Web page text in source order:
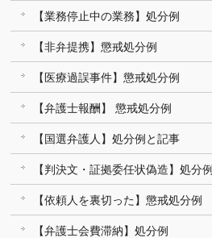
【業務停止中の業務】処分例
【非弁提携】懲戒処分例
【医療過誤事件】懲戒処分例
【弁護士報酬】 懲戒処分例
【国選弁護人】処分例と記事
【判決文・証拠委任状偽造】処分例
【依頼人を裏切った】懲戒処分例
【弁護士会費滞納】処分例